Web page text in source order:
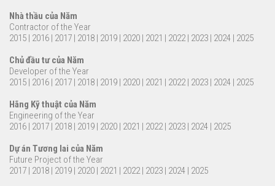
Nhà thầu của Năm
Contractor of the Year
2015 | 2016 | 2017 | 2018 | 2019 | 2020 | 2021 | 2022| 2023 | 2024 | 2025
Chủ đầu tư của Năm
Developer of the Year
2015 | 2016 | 2017 | 2018 | 2019 | 2020 | 2021 | 2022| 2023 | 2024 | 2025
Hãng Kỹ thuật của Năm
Engineering of the Year
2016 | 2017 | 2018 | 2019 | 2020 | 2021 | 2022| 2023 | 2024 | 2025
Dự án Tương lai của Năm
Future Project of the Year
2017 | 2018 | 2019 | 2020 | 2021 | 2022| 2023 | 2024 | 2025